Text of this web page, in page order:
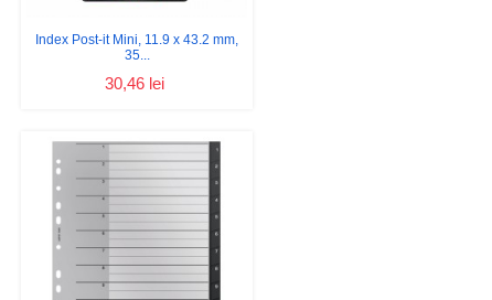
Index Post-it Mini, 11.9 x 43.2 mm,
35...
30,46 lei